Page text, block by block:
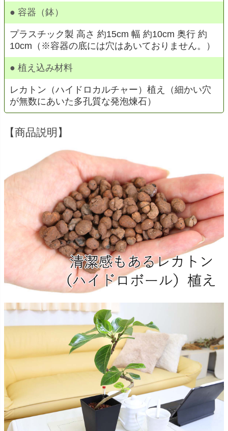
● 容器（鉢）
プラスチック製 高さ 約15cm 幅 約10cm 奥行 約
10cm（※容器の底には穴はあいておりません。）
● 植え込み材料
レカトン（ハイドロカルチャー）植え（細かい穴
が無数にあいた多孔質な発泡煉石）
【商品説明】